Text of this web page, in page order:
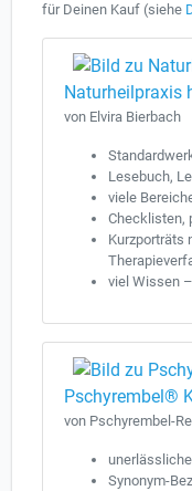
für Deinen Kauf (siehe
Naturheilpraxis
von Elvira Bierbach
Lesebuch,
viele
Checklisten,
Kurzporträts
viel Wissen
Pschyrembel®
von Pschyrembel-
Synonym-